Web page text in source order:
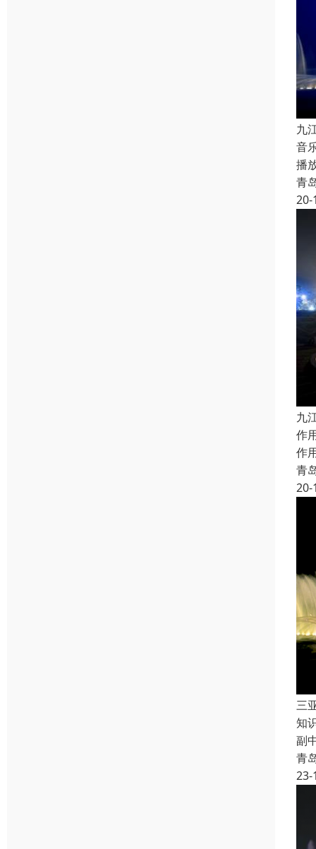
九
音
播
青
20-
九
作
作
青
20-
三
知
副
青
23-